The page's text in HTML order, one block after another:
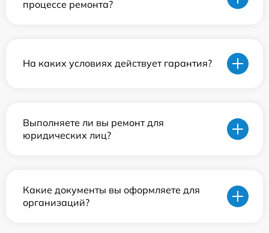
процессе ремонта?
На каких условиях действует гарантия?
Выполняете ли вы ремонт для
юридических лиц?
Какие документы вы оформляете для
организаций?